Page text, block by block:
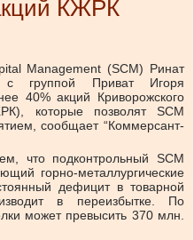
КЖРК
Management (SCM) Ринат
с группой Приват Игоря
40% акций Криворожского
которые позволят SCM
сообщает “Коммерсант-
что подконтрольный SCM
горно-металлургические
дефицит в товарной
в переизбытке. По
может превысить 370 млн.